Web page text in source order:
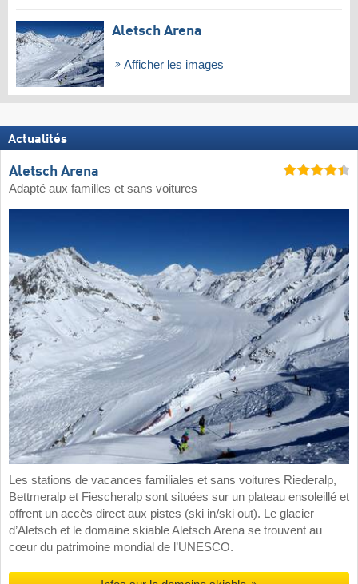
Aletsch Arena
Afficher les images
Actualités
Aletsch Arena
Adapté aux familles et sans voitures
Les stations de vacances familiales et sans voitures Riederalp,
Bettmeralp et Fiescheralp sont situées sur un plateau ensoleillé et
offrent un accès direct aux pistes (ski in/ski out). Le glacier
d’Aletsch et le domaine skiable Aletsch Arena se trouvent au
cœur du patrimoine mondial de l’UNESCO.